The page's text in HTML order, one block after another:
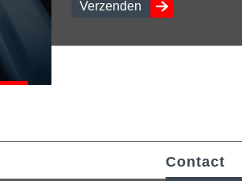
Contact